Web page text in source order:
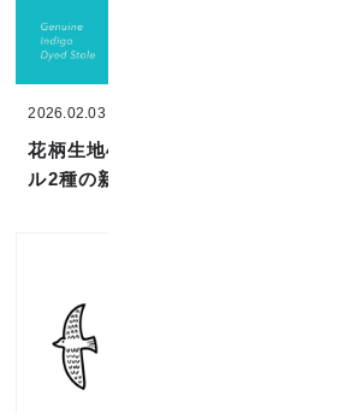
2026.02.03
花柄生地4種と、ストー
ル2種の新作商品